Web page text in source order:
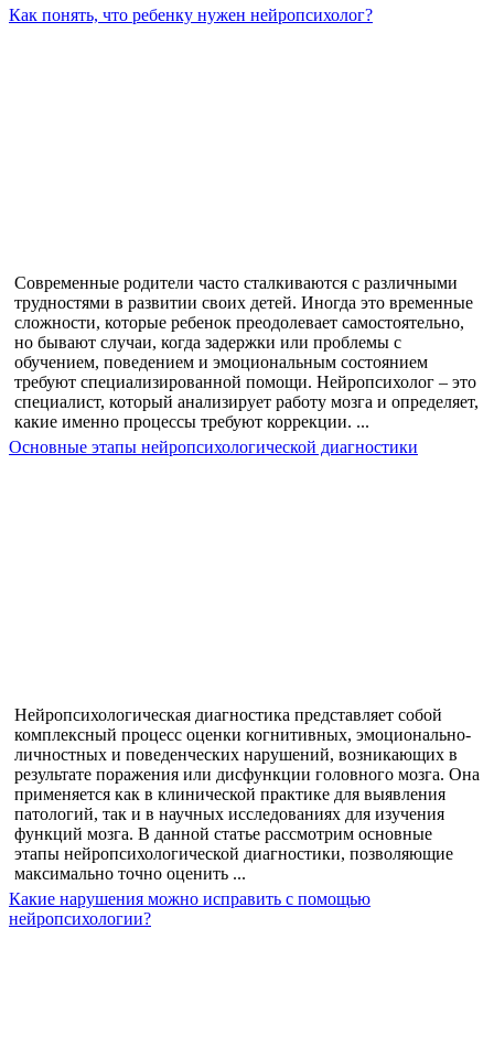
Как понять, что ребенку нужен нейропсихолог?
Современные родители часто сталкиваются с различными
трудностями в развитии своих детей. Иногда это временные
сложности, которые ребенок преодолевает самостоятельно,
но бывают случаи, когда задержки или проблемы с
обучением, поведением и эмоциональным состоянием
требуют специализированной помощи. Нейропсихолог – это
специалист, который анализирует работу мозга и определяет,
какие именно процессы требуют коррекции. ...
Основные этапы нейропсихологической диагностики
Нейропсихологическая диагностика представляет собой
комплексный процесс оценки когнитивных, эмоционально-
личностных и поведенческих нарушений, возникающих в
результате поражения или дисфункции головного мозга. Она
применяется как в клинической практике для выявления
патологий, так и в научных исследованиях для изучения
функций мозга. В данной статье рассмотрим основные
этапы нейропсихологической диагностики, позволяющие
максимально точно оценить ...
Какие нарушения можно исправить с помощью
нейропсихологии?